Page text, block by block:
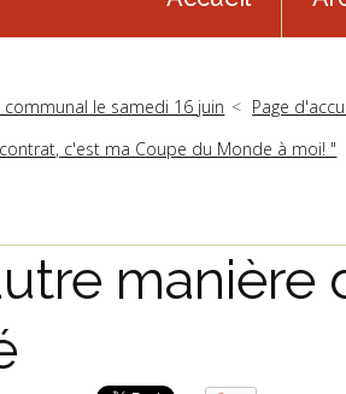
communal le samedi 16 juin
Page
c'est ma Coupe du Monde à moi! "
manière